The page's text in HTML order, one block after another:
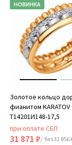
НОВИНКА
Золотое кольцо
фианитом KARATOV
Т14201И148-17,5
при оплате СБП
31 871 ₽/ без 32 856